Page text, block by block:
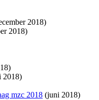
2018)
2018)
2018)
mzc 2018 (juni 2018)